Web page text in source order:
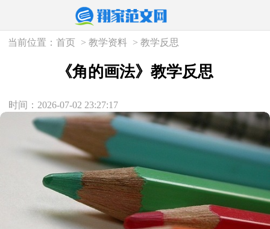
当前位置：首页 >教学资料 >教学反思
《角的画法》教学反思
时间：2026-07-02 23:27:17